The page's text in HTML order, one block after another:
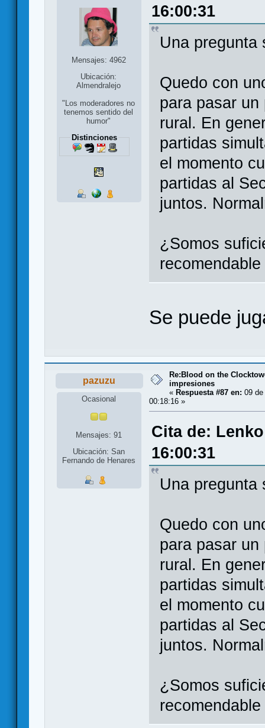
Mensajes: 4962
Ubicación:
Almendralejo
"Los moderadores no
tenemos sentido del
humor"
Distinciones
16:00:31
Una pregunta
Quedo con
para pasar
rural. En
partidas
el momento
partidas al
juntos.
¿Somos
Se puede
pazuzu
Ocasional
Mensajes: 91
Ubicación: San
Fernando de Henares
Re:Blood on the
impresiones
« Respuesta #87 en: 09
00:18:16 »
Cita de:
16:00:31
Una pregunta
Quedo con
para pasar
rural. En
partidas
el momento
partidas al
juntos.
¿Somos